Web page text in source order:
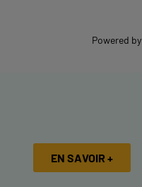
Powered by
EN SAVOIR +